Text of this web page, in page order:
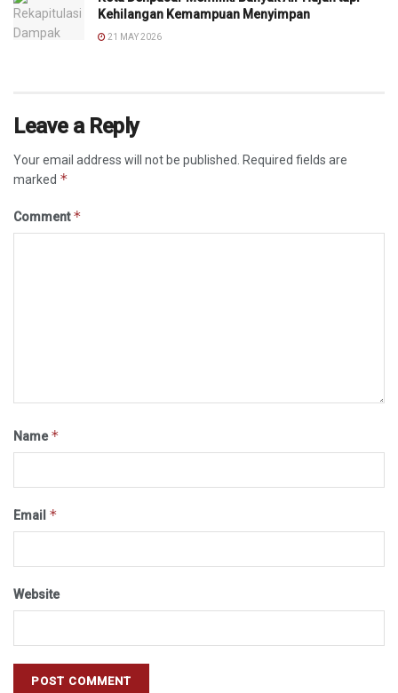
Kehilangan Kemampuan Menyimpan
21 MAY 2026
Leave a Reply
Your email address will not be published.
Required fields are
marked *
Comment*
Name*
Email *
Website